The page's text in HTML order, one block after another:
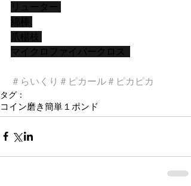
リューター
綿棒
爪楊枝
マイクロファイバークロス
＃らいくり ＃ピカール ＃ピカピカ
タグ：
コイン磨き簡単 １ ポンド